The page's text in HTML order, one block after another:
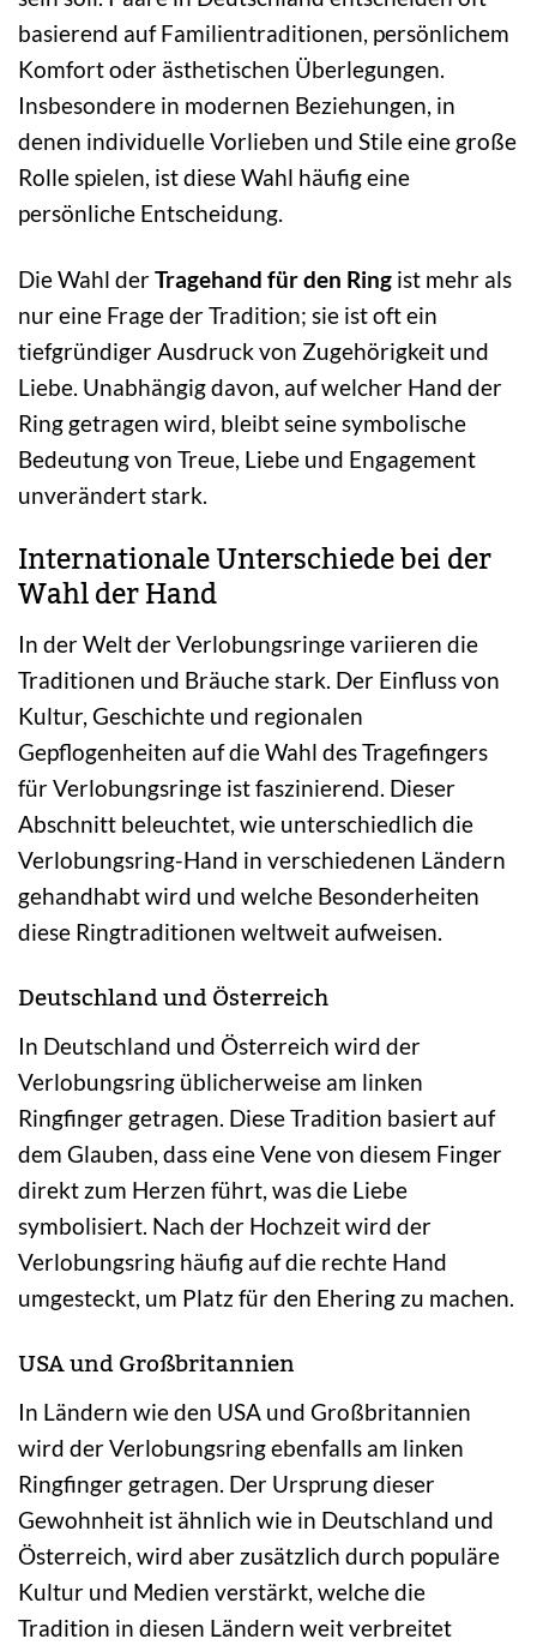
basierend auf Familientraditionen, persönlichem
Komfort oder ästhetischen Überlegungen.
Insbesondere in modernen Beziehungen, in
denen individuelle Vorlieben und Stile eine große
Rolle spielen, ist diese Wahl häufig eine
persönliche Entscheidung.
Die Wahl derTragehand für den Ring ist mehr als
nur eine Frage der Tradition; sie ist oft ein
tiefgründiger Ausdruck von Zugehörigkeit und
Liebe. Unabhängig davon, auf welcher Hand der
Ring getragen wird, bleibt seine symbolische
Bedeutung von Treue, Liebe und Engagement
unverändert stark.
Internationale Unterschiede bei der
Wahl der Hand
In der Welt der Verlobungsringe variieren die
Traditionen und Bräuche stark. Der Einfluss von
Kultur, Geschichte und regionalen
Gepflogenheiten auf die Wahl des Tragefingers
für Verlobungsringe ist faszinierend. Dieser
Abschnitt beleuchtet, wie unterschiedlich die
Verlobungsring-Hand in verschiedenen Ländern
gehandhabt wird und welche Besonderheiten
diese Ringtraditionen weltweit aufweisen.
Deutschland und Österreich
In Deutschland und Österreich wird der
Verlobungsring üblicherweise am linken
Ringfinger getragen. Diese Tradition basiert auf
dem Glauben, dass eine Vene von diesem Finger
direkt zum Herzen führt, was die Liebe
symbolisiert. Nach der Hochzeit wird der
Verlobungsring häufig auf die rechte Hand
umgesteckt, um Platz für den Ehering zu machen.
USA und Großbritannien
In Ländern wie den USA und Großbritannien
wird der Verlobungsring ebenfalls am linken
Ringfinger getragen. Der Ursprung dieser
Gewohnheit ist ähnlich wie in Deutschland und
Österreich, wird aber zusätzlich durch populäre
Kultur und Medien verstärkt, welche die
Tradition in diesen Ländern weit verbreitet